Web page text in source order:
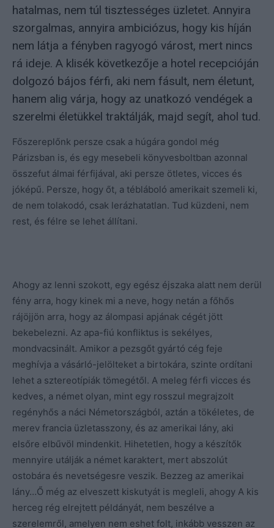
hatalmas, nem túl tisztességes üzletet. Annyira
szorgalmas, annyira ambiciózus, hogy kis híján
nem látja a fényben ragyogó várost, mert nincs
rá ideje. A klisék következője a hotel recepcióján
dolgozó bájos férfi, aki nem fásult, nem életunt,
hanem alig várja, hogy az unatkozó vendégek a
szerelmi életükkel traktálják, majd segít, ahol tud.
Főszereplőnk persze csak a húgára gondol még
Párizsban is, és egy mesebeli könyvesboltban azonnal
összefut álmai férfijával, aki persze ötletes, vicces és
jóképű. Persze, hogy őt, a tébláboló amerikait szemeli ki,
de nem tolakodó, csak lerázhatatlan. Tud küzdeni, nem
rest, és félre se lehet állítani.
Ahogy az lenni szokott, egy egész éjszaka alatt nem derül
fény arra, hogy kinek mi a neve, hogy netán a főhős
rájöjjön arra, hogy az álompasi apjának cégét jött
bekebelezni. Az apa-fiú konfliktus is sekélyes,
mondvacsinált. Amikor a pezsgőt gyártó cég feje
meghívja a vásárló-jelölteket a birtokára, szinte ordítani
lehet a sztereotípiák tömegétől. A meleg férfi vicces és
kedves, a német olyan, mint egy rosszul megrajzolt
regényhős a náci Németországból, aztán a tökéletes, de
merev francia üzletasszony, és az amerikai lány, aki
elsőre elbűvöl mindenkit. Hihetetlen, hogy a készítők
mennyire utálják a német karaktert, mert abszolút
ostobára és nevetségesre veszik. Bezzeg az amerikai
lány…Ő még az elveszett kiskutyát is megleli, ahogy A kis
herceg rég elrejtett példányát, nem beszélve a
szerelemről, amelyen nem eshet folt, inkább vesszen az